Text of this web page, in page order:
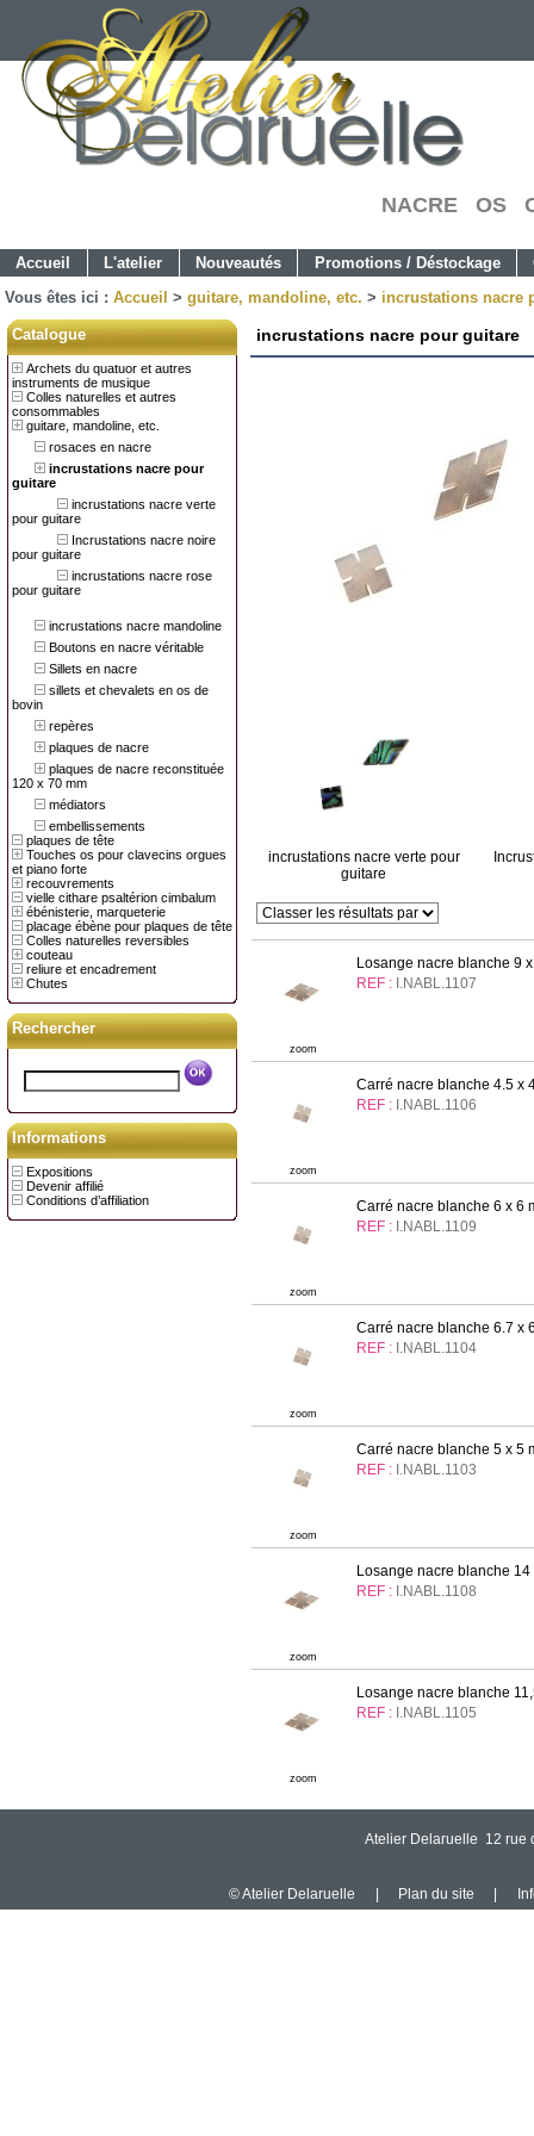
NACRE OS
Accueil L'atelier Nouveautés Promotions / Déstockage
Vous êtes ici : Accueil > guitare, mandoline, etc. > incrustations nacre
Catalogue
Archets du quatuor et autres
instruments de musique
Colles naturelles et autres
consommables
guitare, mandoline, etc.
rosaces en nacre
incrustations nacre pour
guitare
incrustations nacre verte
pour guitare
Incrustations nacre noire
pour guitare
incrustations nacre rose
pour guitare
incrustations nacre mandoline
Boutons en nacre véritable
Sillets en nacre
sillets et chevalets en os de
bovin
repères
plaques de nacre
plaques de nacre reconstituée
120 x 70 mm
médiators
embellissements
plaques de tête
Touches os pour clavecins orgues
et piano forte
recouvrements
vielle cithare psaltérion cimbalum
ébénisterie, marqueterie
placage ébène pour plaques de tête
Colles naturelles reversibles
couteau
reliure et encadrement
Chutes
Rechercher
Informations
Expositions
Devenir affilié
Conditions d’affiliation
incrustations nacre pour guitare
incrustations nacre verte pour
guitare
zoom
Losange nacre blanche 9
REF : I.NABL.1107
zoom
Carré nacre blanche 4.5 x
REF : I.NABL.1106
zoom
Carré nacre blanche 6 x 6
REF : I.NABL.1109
zoom
Carré nacre blanche 6.7 x
REF : I.NABL.1104
zoom
Carré nacre blanche 5 x 5
REF : I.NABL.1103
zoom
Losange nacre blanche
REF : I.NABL.1108
zoom
Losange nacre blanche
REF : I.NABL.1105
Atelier Delaruelle 12 rue
© Atelier Delaruelle | Plan du site |